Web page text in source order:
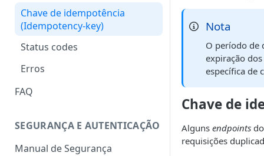
Chave de idempotência
(Idempotency-key)
Status codes
Erros
FAQ
SEGURANÇA E AUTENTICAÇÃO
Manual de Segurança
Nota
O período de
expiração dos
específica de
Chave de
Alguns endpoints
requisições